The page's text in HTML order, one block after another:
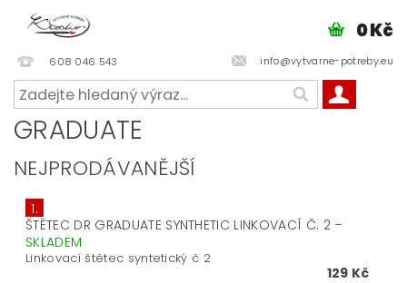
608 046 543 info@vytvarne-potreby.eu
0 Kč
GRADUATE
NEJPRODÁVANĚJŠÍ
1.
ŠTĚTEC DR GRADUATE SYNTHETIC LINKOVACÍ Č. 2 –
SKLADEM
Linkovací štětec syntetický č 2
129 Kč